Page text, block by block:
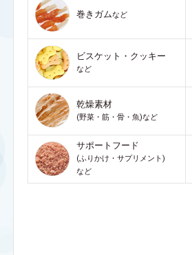
巻きガムなど
ビスケット・クッキー
など
乾燥素材
(野菜・筋・骨・魚)など
サポートフード
(ふりかけ・サプリメント)
など